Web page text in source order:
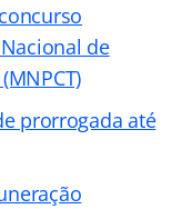
de
prorrogada até